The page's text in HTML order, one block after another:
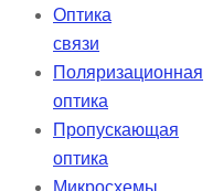
Оптика
связи
Поляризационная
оптика
Пропускающая
оптика